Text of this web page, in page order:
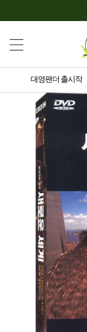
대영팬더 출시작